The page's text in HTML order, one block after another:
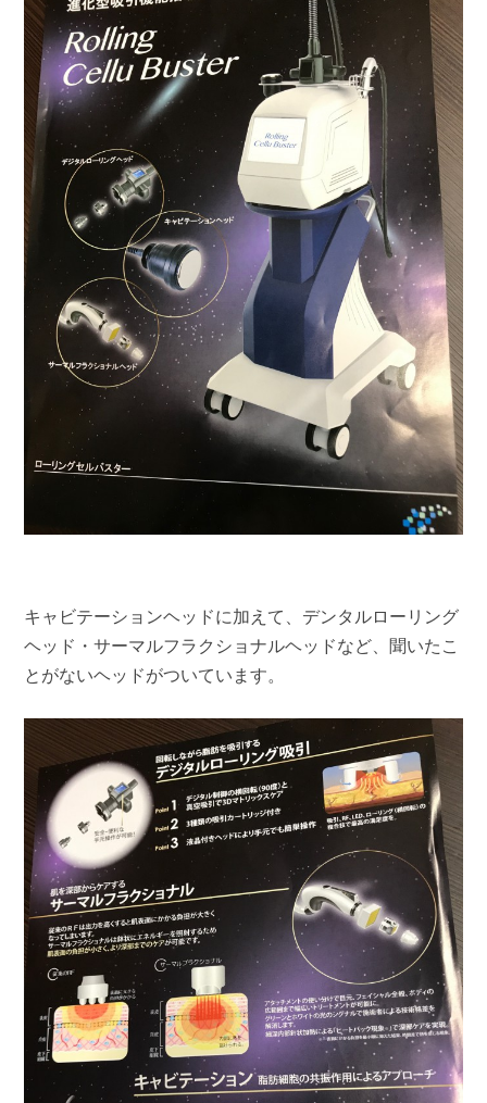
キャビテーションヘッドに加えて、デンタルローリング
ヘッド・サーマルフラクショナルヘッドなど、聞いたこ
とがないヘッドがついています。